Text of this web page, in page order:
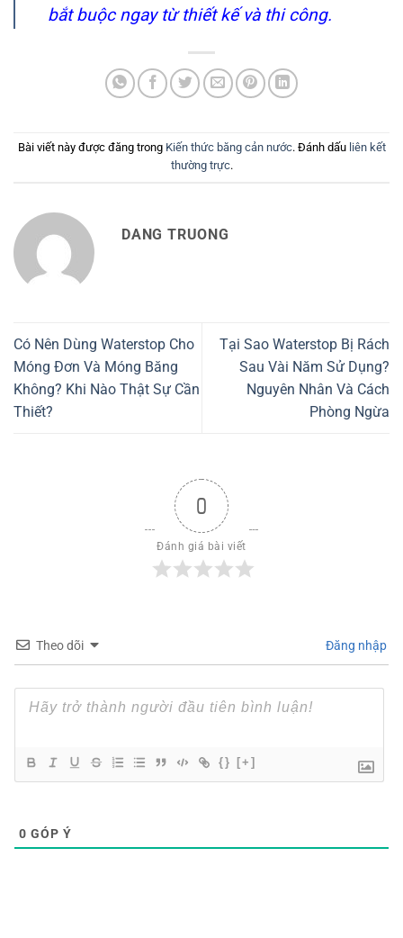
bắt buộc ngay từ thiết kế và thi công.
Bài viết này được đăng trong Kiến thức băng cản nước. Đánh dấu liên kết
thường trực.
DANG TRUONG
Có Nên Dùng Waterstop Cho
Móng Đơn Và Móng Băng
Không? Khi Nào Thật Sự Cần
Thiết?
Tại Sao Waterstop Bị Rách
Sau Vài Năm Sử Dụng?
Nguyên Nhân Và Cách
Phòng Ngừa
0
Đánh giá bài viết
Theo dõi Đăng nhập
{} [+]
0 GÓP Ý